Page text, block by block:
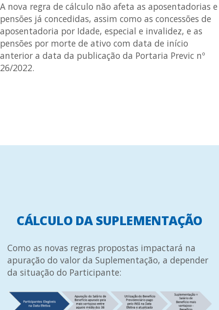
A nova regra de cálculo não afeta as aposentadorias e
pensões já concedidas, assim como as concessões de
aposentadoria por Idade, especial e invalidez, e as
pensões por morte de ativo com data de início
anterior a data da publicação da Portaria Previc nº
26/2022.
CÁLCULO DA SUPLEMENTAÇÃO
Como as novas regras propostas impactará na
apuração do valor da Suplementação, a depender
da situação do Participante: